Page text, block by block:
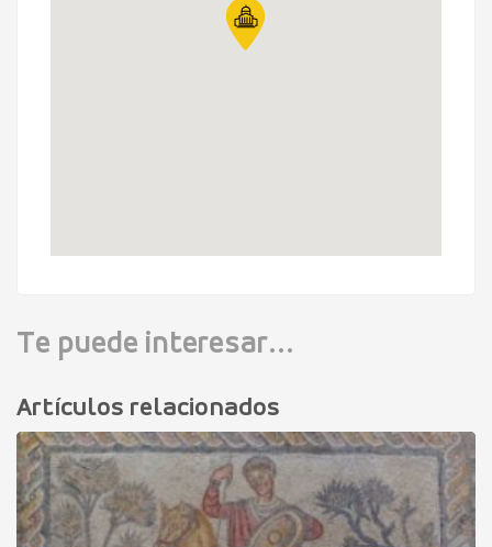
Te puede interesar...
Artículos relacionados